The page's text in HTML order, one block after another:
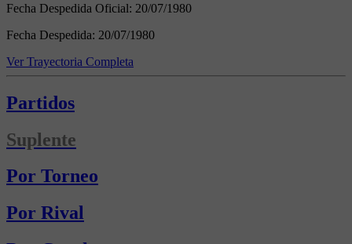
Fecha Despedida Oficial: 20/07/1980
Fecha Despedida: 20/07/1980
Ver Trayectoria Completa
Partidos
Suplente
Por Torneo
Por Rival